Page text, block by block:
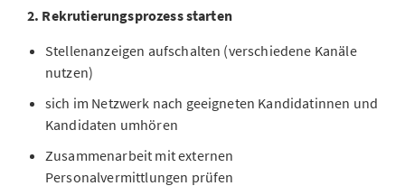
2. Rekrutierungsprozess starten
Stellenanzeigen aufschalten (verschiedene Kanäle
nutzen)
sich im Netzwerk nach geeigneten Kandidatinnen und
Kandidaten umhören
Zusammenarbeit mit externen
Personalvermittlungen prüfen